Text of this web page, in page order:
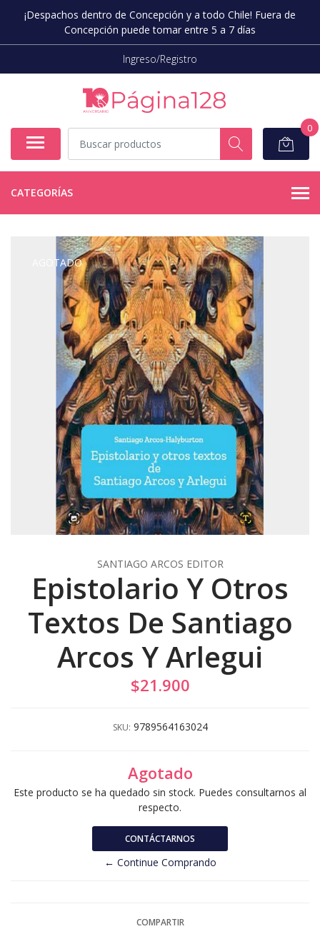
¡Despachos dentro de Concepción y a todo Chile! Fuera de
Concepción puede tomar entre 5 a 7 días
Ingreso/Registro
0
CATEGORÍAS
AGOTADO
SANTIAGO ARCOS EDITOR
Epistolario Y Otros
Textos De Santiago
Arcos Y Arlegui
$21.900
SKU: 9789564163024
Agotado
Este producto se ha quedado sin stock. Puedes consultarnos al
respecto.
CONTÁCTARNOS
← Continue Comprando
COMPARTIR